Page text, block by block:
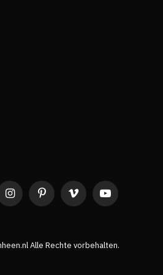
InstagramPinterestVimeo YouTube
Alle Rechte vorbehalten.